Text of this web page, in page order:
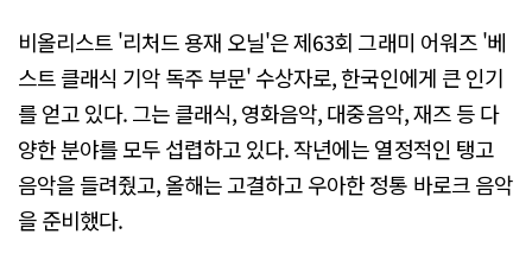
비올리스트 '리처드 용재 오닐'은 제63회 그래미 어워즈 '베
스트 클래식 기악 독주 부문' 수상자로, 한국인에게 큰 인기
를 얻고 있다. 그는 클래식, 영화음악, 대중음악, 재즈 등 다
양한 분야를 모두 섭렵하고 있다. 작년에는 열정적인 탱고
음악을 들려줬고, 올해는 고결하고 우아한 정통 바로크 음악
을 준비했다.